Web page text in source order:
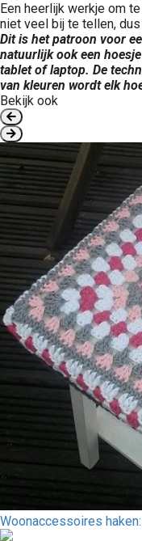
Een heerlijk werkje om
niet veel bij te tellen,
Dit is het patroon voor
natuurlijk ook een
tablet of laptop. De
van kleuren wordt elk
Bekijk ook
Woonaccessoires